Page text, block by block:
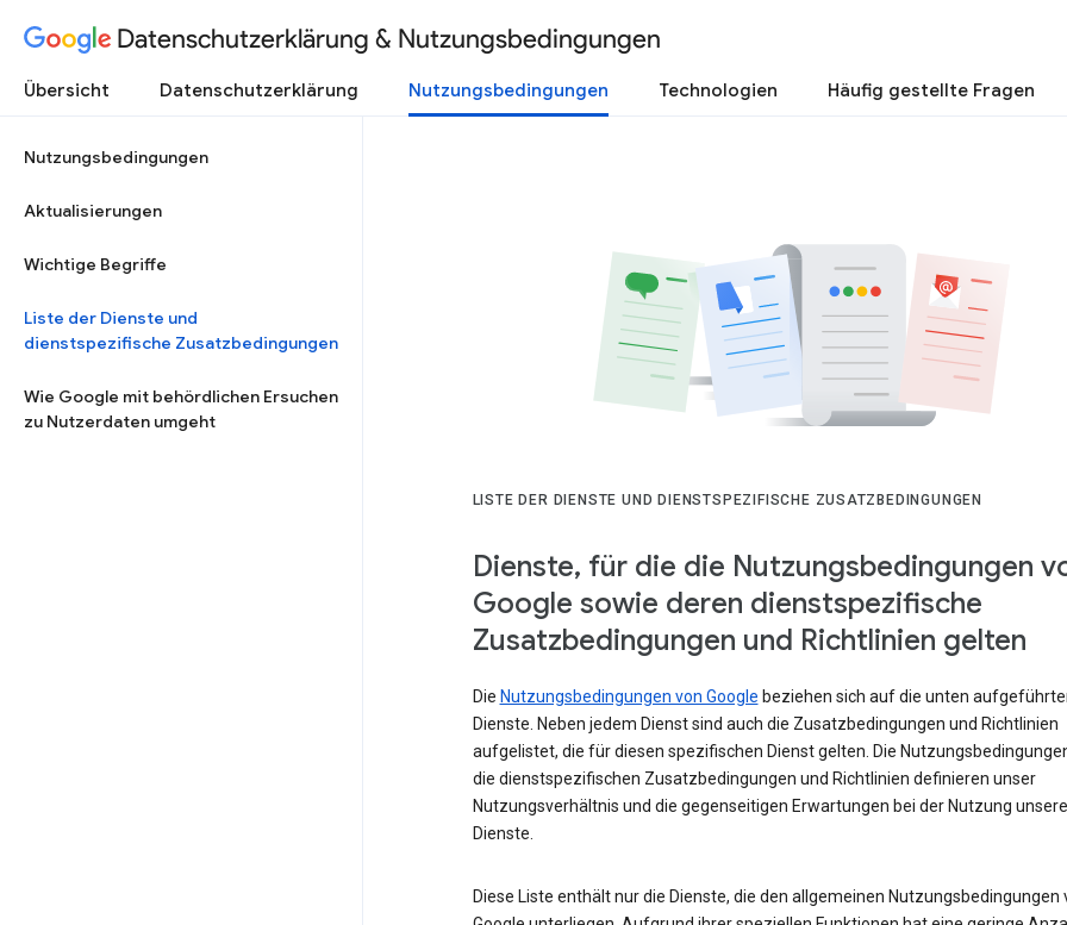
Datenschutzerklärung & Nutzungsbedingungen
Übersicht Datenschutzerklärung Nutzungsbedingungen Technologien Häufig gestellte Fragen
Nutzungsbedingungen
Aktualisierungen
Wichtige Begriffe
Liste der Dienste und
dienstspezifische Zusatzbedingungen
Wie Google mit behördlichen Ersuchen
zu Nutzerdaten umgeht
LISTE DER DIENSTE UND DIENSTSPEZIFISCHE ZUSATZBEDINGUNGEN
Dienste, für die die Nutzungsbedingungen
Google sowie deren dienstspezifische
Zusatzbedingungen und Richtlinien gelten
Die Nutzungsbedingungen von Google beziehen sich auf die unten
Dienste. Neben jedem Dienst sind auch die Zusatzbedingungen und Richtlinien
aufgelistet, die für diesen spezifischen Dienst gelten. Die
die dienstspezifischen Zusatzbedingungen und Richtlinien definieren unser
Nutzungsverhältnis und die gegenseitigen Erwartungen bei der Nutzung
Dienste.
Diese Liste enthält nur die Dienste, die den allgemeinen Nutzungsbedingungen